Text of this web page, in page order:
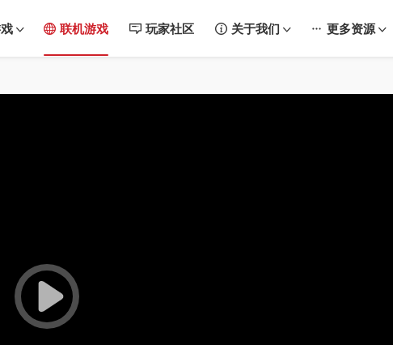
联机游戏 玩家社区 关于我们 更多资源